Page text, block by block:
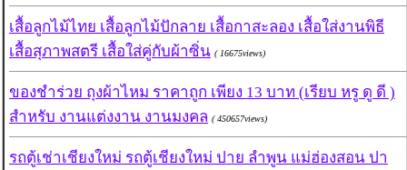
เสื้อลูกไม้ไทย เสื้อลูกไม้ปักลาย เสื้อกาสะลอง เสื้อใส่งานพิธี
เสื้อสุภาพสตรี เสื้อใส่คู่กับผ้าซิ่น ( 16675views)
ของชำร่วย ถุงผ้าไหม ราคาถูก เพียง 13 บาท (เรียบ หรู ดู ดี )
สำหรับ งานแต่งงาน งานมงคล ( 450657views)
รถตู้เช่าเชียงใหม่ รถตู้เชียงใหม่ ปาย ลำพูน แม่ฮ่องสอน ปา